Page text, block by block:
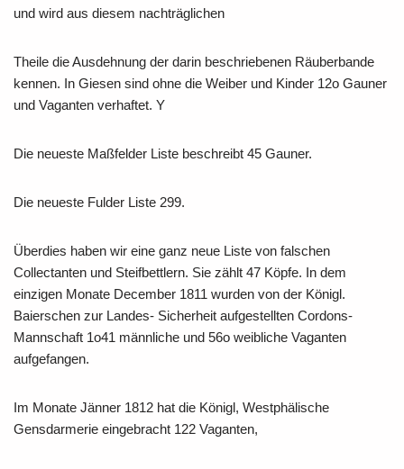
und wird aus diesem nachträglichen
Theile die Ausdehnung der darin beschriebenen Räuberbande
kennen. In Giesen sind ohne die Weiber und Kinder 12o Gauner
und Vaganten verhaftet. Y
Die neueste Maßfelder Liste beschreibt 45 Gauner.
Die neueste Fulder Liste 299.
Überdies haben wir eine ganz neue Liste von falschen
Collectanten und Steifbettlern. Sie zählt 47 Köpfe. In dem
einzigen Monate December 1811 wurden von der Königl.
Baierschen zur Landes- Sicherheit aufgestellten Cordons-
Mannschaft 1o41 männliche und 56o weibliche Vaganten
aufgefangen.
Im Monate Jänner 1812 hat die Königl, Westphälische
Gensdarmerie eingebracht 122 Vaganten,